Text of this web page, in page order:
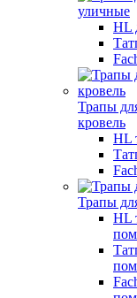
уличные
HL
Трапы
кровель
HL
Трапы
HL